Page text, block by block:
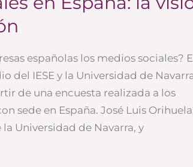
españolas los medios sociales?
del IESE y la Universidad de
de una encuesta realizada a los
sede en España. José Luis
Universidad de Navarra, y